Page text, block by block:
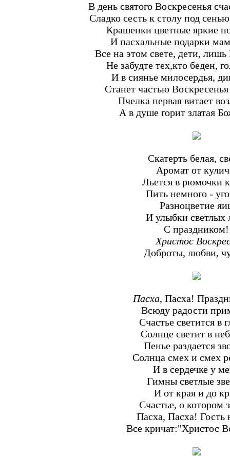
В день святого Воскресенья
Сладко сесть к столу под
Крашенки цветные яркие
И пасхальные подарки
Все на этом свете, дети,
Не забудте тех,кто беден,
И в сиянье милосердья,
Станет частью
Пчелка первая витает
А в душе горит златая
Скатерть белая,
Аромат от
Льется в рюмочки
Пить немного -
Разноцветие
И улыбки светлых
С праздником!
Христос
Доброты, любви,
Пасха, Пасха!
Всюду радости
Счастье светится в
Солнце светит в
Пенье раздается
Солнца смех и смех
И в сердечке у
Гимны светлые
И от края и до
Счастье, о котором
Пасха, Пасха! Гость
Все кричат:"Христос